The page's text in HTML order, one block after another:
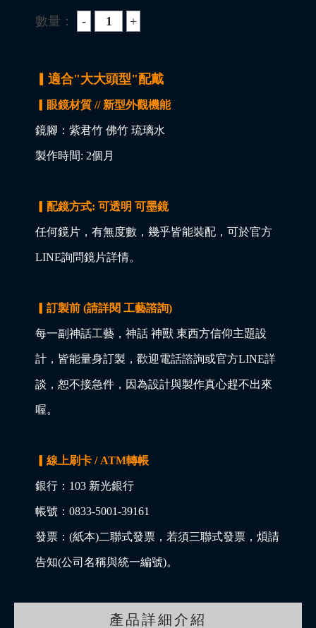
數量：
▎適合"大大頭型"配戴
▎眼鏡材質 // 新型外觀機能
鏡腳：紫君竹 佛竹 琉璃水
製作時間: 2個月
▎配鏡方式: 可透明 可墨鏡
任何鏡片，有無度數，幾乎皆能裝配，可於官方
LINE詢問鏡片詳情。
▎訂製前 (請詳閱 工藝諮詢)
每一副神話工藝，神話 神獸 東西方信仰主題設
計，皆能量身訂製，歡迎電話諮詢或官方LINE詳
談，恕不接急件，因為設計與製作真心趕不出來
喔。
▎線上刷卡 / ATM轉帳
銀行：103 新光銀行
帳號：0833-5001-39161
發票：(紙本)二聯式發票，若須三聯式發票，煩請
告知(公司名稱與統一編號)。
產品詳細介紹